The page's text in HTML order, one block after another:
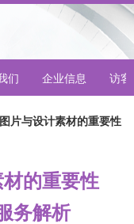
们 企业信息 访客
片与设计素材的重要性
的重要性
务解析